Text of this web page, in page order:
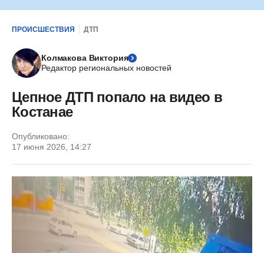
ПРОИСШЕСТВИЯ ДТП
Колмакова Виктория
Редактор региональных новостей
Цепное ДТП попало на видео в
Костанае
Опубликовано:
17 июня 2026, 14:27